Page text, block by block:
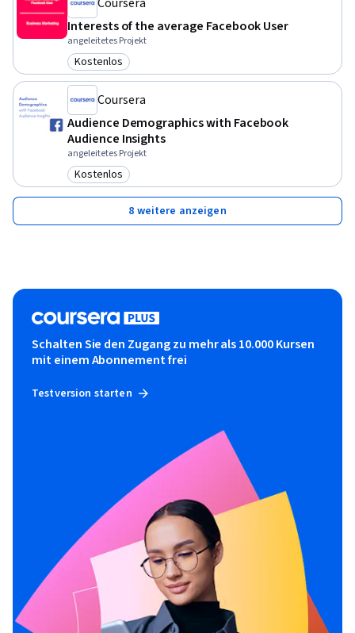
Interests of the average Facebook User
angeleitetes Projekt
Kategorie: Kostenlos
Kostenlos
Coursera
Audience Demographics with Facebook
Audience Insights
angeleitetes Projekt
Kategorie: Kostenlos
Kostenlos
8 weitere anzeigen
Schalten Sie den Zugang zu mehr als 10.000 Kursen
mit einem Abonnement frei
Testversion starten